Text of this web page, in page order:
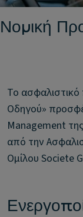
Νομική
Το
Οδηγού»
Management
από την
Ομίλου Societe